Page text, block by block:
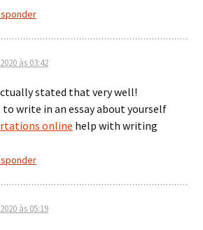
às 03:42
stated that very well!
write in an essay about yourself
online help with writing
às 05:19